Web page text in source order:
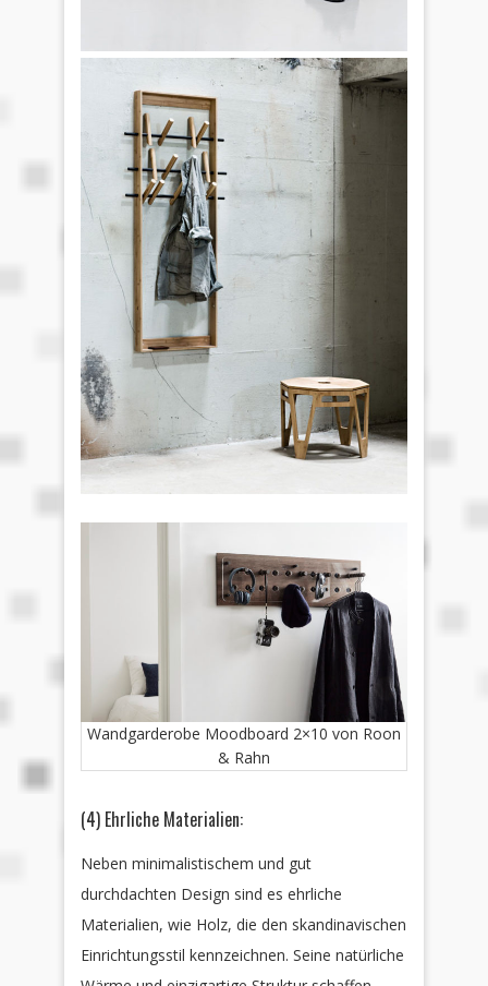
Wandgarderobe Moodboard 2×10 von Roon
& Rahn
(4) Ehrliche Materialien:
Neben minimalistischem und gut
durchdachten Design sind es ehrliche
Materialien, wie Holz, die den skandinavischen
Einrichtungsstil kennzeichnen. Seine natürliche